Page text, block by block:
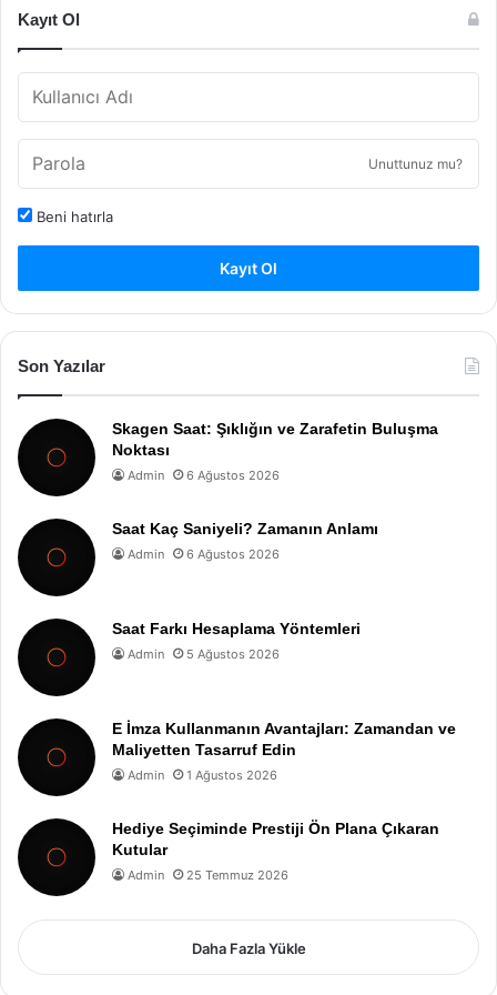
Kayıt Ol
Unuttunuz mu?
Beni hatırla
Kayıt Ol
Son Yazılar
Skagen Saat: Şıklığın ve Zarafetin Buluşma
Noktası
Admin 6 Ağustos 2026
Saat Kaç Saniyeli? Zamanın Anlamı
Admin 6 Ağustos 2026
Saat Farkı Hesaplama Yöntemleri
Admin 5 Ağustos 2026
E İmza Kullanmanın Avantajları: Zamandan ve
Maliyetten Tasarruf Edin
Admin 1 Ağustos 2026
Hediye Seçiminde Prestiji Ön Plana Çıkaran
Kutular
Admin 25 Temmuz 2026
Daha Fazla Yükle